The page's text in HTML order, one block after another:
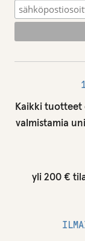
Kaikki tuotteet
valmistamia
yli 200 €